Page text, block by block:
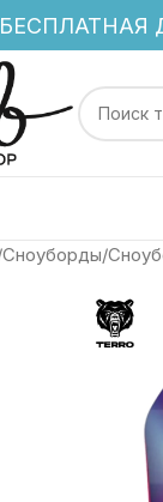
БЕСПЛАТНАЯ
Сноуборды